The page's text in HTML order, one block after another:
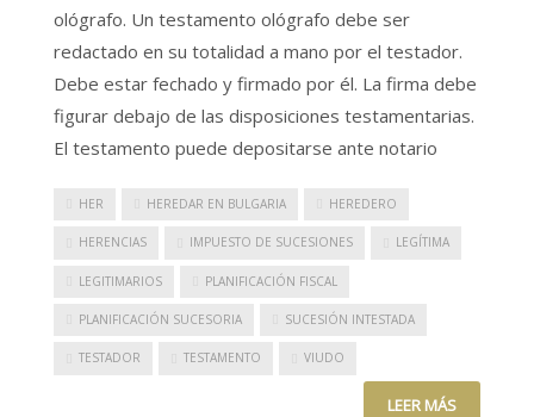
ológrafo. Un testamento ológrafo debe ser
redactado en su totalidad a mano por el testador.
Debe estar fechado y firmado por él. La firma debe
figurar debajo de las disposiciones testamentarias.
El testamento puede depositarse ante notario
HER HEREDAR EN BULGARIA HEREDERO
HERENCIAS IMPUESTO DE SUCESIONES LEGÍTIMA
LEGITIMARIOS PLANIFICACIÓN FISCAL
PLANIFICACIÓN SUCESORIA SUCESIÓN INTESTADA
TESTADOR TESTAMENTO VIUDO
LEER MÁS